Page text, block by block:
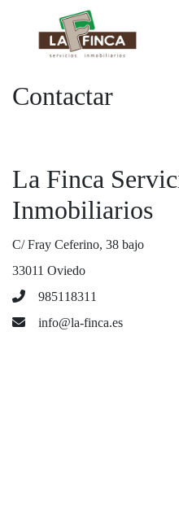
Contactar
La Finca
Inmobiliarios
C/ Fray Ceferino, 38 bajo
33011 Oviedo
985118311
info@la-finca.es